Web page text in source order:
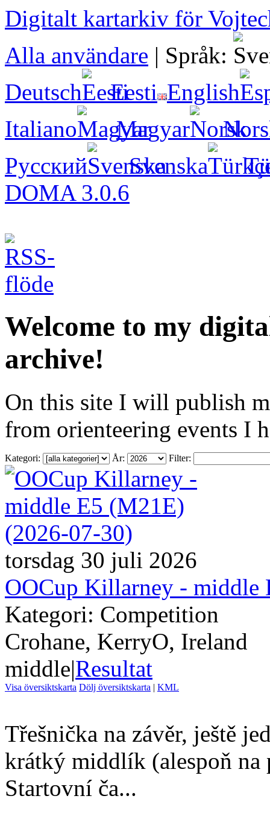
Digitalt kartarkiv för
Alla användare | Språk:
Deutsch
Eesti English
Italiano
Magyar
Русский
Svenska
DOMA 3.0.6
Welcome to my
archive!
On this site I will publish
from orienteering events I
Kategori: År: Filter:
torsdag 30 juli 2026
OOCup Killarney - middle
Kategori: Competition
Crohane, KerryO, Ireland
middle|Resultat
Visa översiktskarta Dölj översiktskarta | KML
Třešnička na závěr, ještě
krátký middlík (alespoň na
Startovní ča...